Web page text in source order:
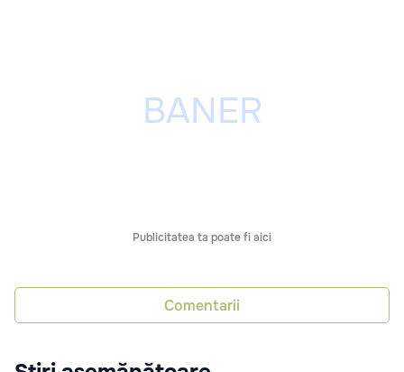
Publicitatea ta poate fi aici
Comentarii